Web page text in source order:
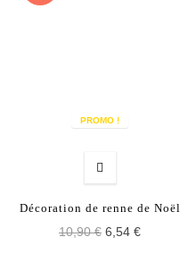
PROMO !
Décoration de renne de Noël
10,90 € 6,54 €